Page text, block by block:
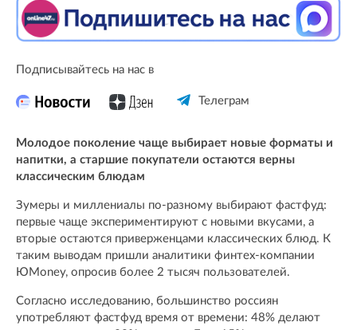
Подписывайтесь на нас в
Телеграм
Молодое поколение чаще выбирает новые форматы и
напитки, а старшие покупатели остаются верны
классическим блюдам
Зумеры и миллениалы по-разному выбирают фастфуд:
первые чаще экспериментируют с новыми вкусами, а
вторые остаются приверженцами классических блюд. К
таким выводам пришли аналитики финтех-компании
ЮMoney, опросив более 2 тысяч пользователей.
Согласно исследованию, большинство россиян
употребляют фастфуд время от времени: 48% делают